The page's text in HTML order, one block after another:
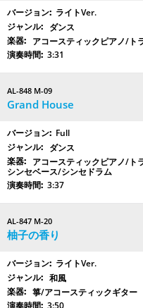
ライトVer.
ダンス
アコースティックピアノ/ト
3:31
AL-848 M-09
Grand House
Full
ダンス
アコースティックピアノ/ト
シンセベース/シンセドラム
3:37
AL-847 M-20
柚子の香り
ライトVer.
和風
箏/アコースティックギター